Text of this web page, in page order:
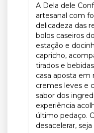
A Dela dele
artesanal com
delicadeza das
bolos caseiros
estação e
capricho,
tirados e
casa aposta em
cremes leves e
sabor dos
experiência
último pedaço.
desacelerar,